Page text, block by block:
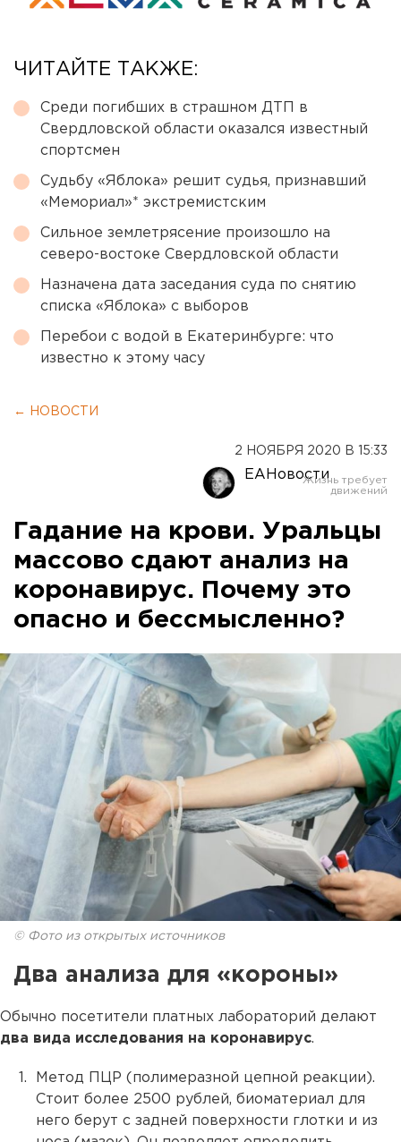
ЧИТАЙТЕ ТАКЖЕ:
Среди погибших в страшном ДТП в
Свердловской области оказался известный
спортсмен
Судьбу «Яблока» решит судья, признавший
«Мемориал»* экстремистским
Сильное землетрясение произошло на
северо-востоке Свердловской области
Назначена дата заседания суда по снятию
списка «Яблока» с выборов
Перебои с водой в Екатеринбурге: что
известно к этому часу
← НОВОСТИ
2 НОЯБРЯ 2020 В 15:33
ЕАНовости
Гадание на крови. Уральцы
массово сдают анализ на
коронавирус. Почему это
опасно и бессмысленно?
© Фото из открытых источников
Два анализа для «короны»
Обычно посетители платных лабораторий делают
два вида исследования на коронавирус.
Метод ПЦР (полимеразной цепной реакции).
Стоит более 2500 рублей, биоматериал для
него берут с задней поверхности глотки и из